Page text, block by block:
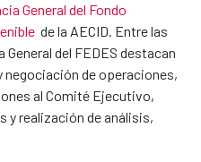
General del Fondo
de la AECID. Entre las
del FEDES destacan
de operaciones,
al Comité Ejecutivo,
y realización de análisis,